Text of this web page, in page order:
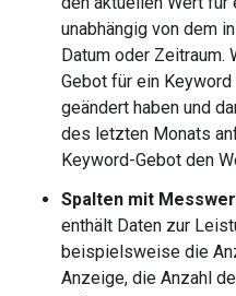
unabhängig von dem
Datum oder
Gebot für ein
geändert haben und
des letzten Monats
Keyword-Gebot den
Spalten mit
enthält Daten zur
beispielsweise die
Anzeige, die Anzahl